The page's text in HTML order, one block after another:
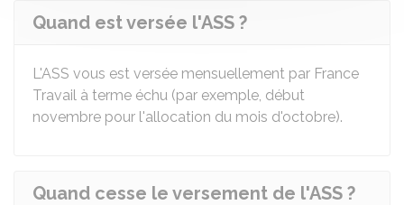
Quand est versée l'ASS ?
L'ASS vous est versée mensuellement par France
Travail à terme échu (par exemple, début
novembre pour l'allocation du mois d'octobre).
Quand cesse le versement de l'ASS ?